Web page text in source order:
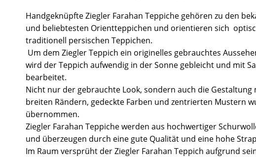
Handgeknüpfte Ziegler Farahan Teppiche gehören zu den
und beliebtesten Orientteppichen und orientieren sich
traditionell persischen Teppichen.
Um dem Ziegler Teppich ein originelles gebrauchtes
wird der Teppich aufwendig in der Sonne gebleicht und mit
bearbeitet.
Nicht nur der gebrauchte Look, sondern auch die Gestaltung
breiten Rändern, gedeckte Farben und zentrierten Mustern
übernommen.
Ziegler Farahan Teppiche werden aus hochwertiger
und überzeugen durch eine gute Qualität und eine hohe
Im Raum versprüht der Ziegler Farahan Teppich aufgrund